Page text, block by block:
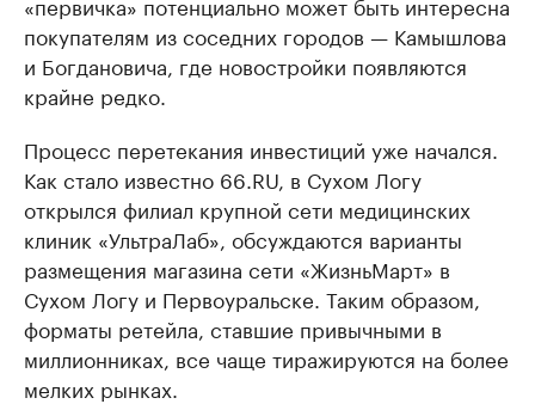
покупателям из соседних городов — Камышлова
и Богдановича, где новостройки появляются
крайне редко.
Процесс перетекания инвестиций уже начался.
Как стало известно 66.RU, в Сухом Логу
открылся филиал крупной сети медицинских
клиник «УльтраЛаб», обсуждаются варианты
размещения магазина сети «ЖизньМарт» в
Сухом Логу и Первоуральске. Таким образом,
форматы ретейла, ставшие привычными в
миллионниках, все чаще тиражируются на более
мелких рынках.